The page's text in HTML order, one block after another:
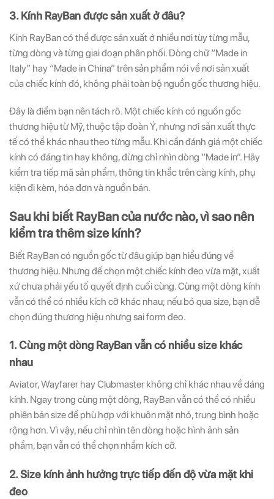
3. Kính RayBan được sản xuất ở đâu?
Kính RayBan có thể được sản xuất ở nhiều nơi tùy từng mẫu,
từng dòng và từng giai đoạn phân phối. Dòng chữ “Made in
Italy” hay “Made in China” trên sản phẩm nói về nơi sản xuất
của chiếc kính đó, không phải toàn bộ nguồn gốc thương hiệu.
Đây là điểm bạn nên tách rõ. Một chiếc kính có nguồn gốc
thương hiệu từ Mỹ, thuộc tập đoàn Ý, nhưng nơi sản xuất thực
tế có thể khác nhau theo từng mẫu. Khi cần đánh giá một chiếc
kính có đáng tin hay không, đừng chỉ nhìn dòng “Made in”. Hãy
kiểm tra tiếp mã sản phẩm, thông tin khắc trên càng kính, phụ
kiện đi kèm, hóa đơn và nguồn bán.
Sau khi biết RayBan của nước nào, vì sao nên
kiểm tra thêm size kính?
Biết RayBan có nguồn gốc từ đâu giúp bạn hiểu đúng về
thương hiệu. Nhưng để chọn một chiếc kính đeo vừa mặt, xuất
xứ chưa phải yếu tố quyết định cuối cùng. Cùng một dòng kính
vẫn có thể có nhiều kích cỡ khác nhau; nếu bỏ qua size, bạn dễ
chọn đúng thương hiệu nhưng sai form đeo.
1. Cùng một dòng RayBan vẫn có nhiều size khác
nhau
Aviator, Wayfarer hay Clubmaster không chỉ khác nhau về dáng
kính. Ngay trong cùng một dòng, RayBan vẫn có thể có nhiều
phiên bản size để phù hợp với khuôn mặt nhỏ, trung bình hoặc
rộng hơn. Vì vậy, nếu chỉ nhìn tên dòng hoặc hình ảnh sản
phẩm, bạn vẫn có thể chọn nhầm kích cỡ.
2. Size kính ảnh hưởng trực tiếp đến độ vừa mặt khi
đeo